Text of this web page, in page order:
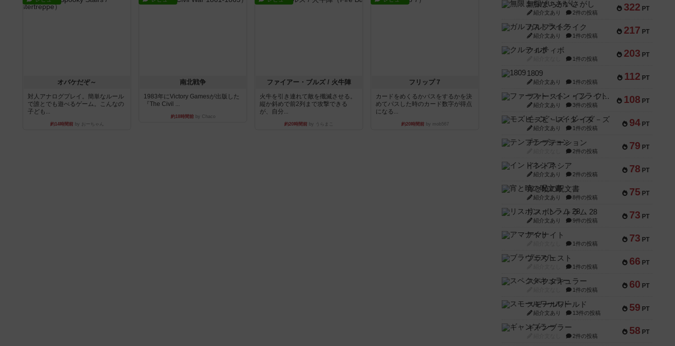
オバケだぞ～
対人アナログプレイ。簡単なルール
で誰とでも遊べるゲーム。こんなの
子ども...
約14時間前by おーちゃん
南北戦争
1983年にVictory Gamesが出版した
『The Civil ...
約18時間前by Chaco
ファイアー・ブルズ / 火牛陣
火牛を引き連れて敵を殲滅させる。
縦か斜めで前2列まで攻撃できる
が、自分...
約20時間前 by うらまこ
フリップ７
カードをめくるかパスをするかを決
めてパスした時のカード数字が得点
になる...
約20時間前by mob567
322 PT
無限まちがいさがし
紹介文あり 2件の投稿
217 PT
ガルフストライク
紹介文あり 1件の投稿
203 PT
クルティボ
1件の投稿
112 PT
1809
紹介文あり 1件の投稿
108 PT
ファースト・イン・フライト
紹介文あり 3件の投稿
94 PT
モズビ－ズ・レイダ－ズ
紹介文あり 1件の投稿
79 PT
テンプテーション
2件の投稿
78 PT
インドネシア
紹介文あり 2件の投稿
75 PT
宵と暁の呪文書
紹介文あり 8件の投稿
73 PT
リスボン・トラム 28
紹介文あり 9件の投稿
73 PT
アマナイト
1件の投稿
66 PT
ブラヴェスト
1件の投稿
60 PT
スペクタキュラー
1件の投稿
59 PT
スモールワールド
紹介文あり 13件の投稿
58 PT
ギャンブラー
2件の投稿